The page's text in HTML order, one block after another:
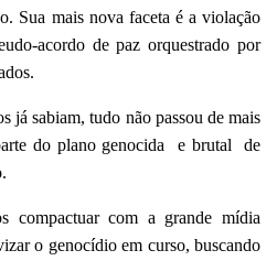
Sua mais nova faceta é a violação
acordo de paz orquestrado por
já sabiam, tudo não passou de mais
do plano genocida e brutal de
compactuar com a grande mídia
o genocídio em curso, buscando